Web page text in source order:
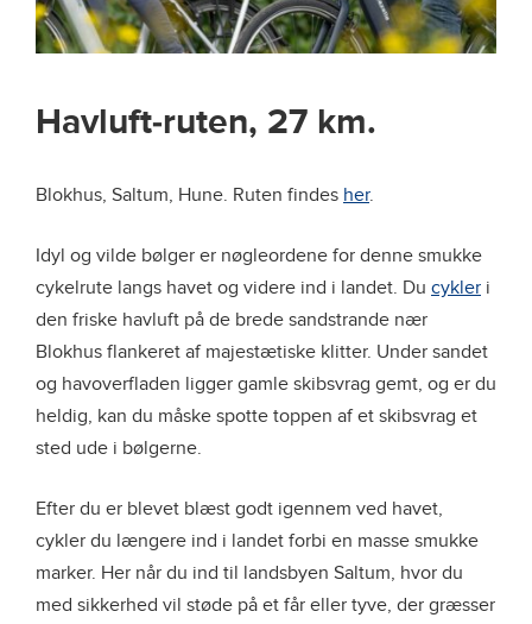
Havluft-ruten, 27 km.
Blokhus, Saltum, Hune. Ruten findes her.
Idyl og vilde bølger er nøgleordene for denne smukke
cykelrute langs havet og videre ind i landet. Du cykler i
den friske havluft på de brede sandstrande nær
Blokhus flankeret af majestætiske klitter. Under sandet
og havoverfladen ligger gamle skibsvrag gemt, og er du
heldig, kan du måske spotte toppen af et skibsvrag et
sted ude i bølgerne.
Efter du er blevet blæst godt igennem ved havet,
cykler du længere ind i landet forbi en masse smukke
marker. Her når du ind til landsbyen Saltum, hvor du
med sikkerhed vil støde på et får eller tyve, der græsser